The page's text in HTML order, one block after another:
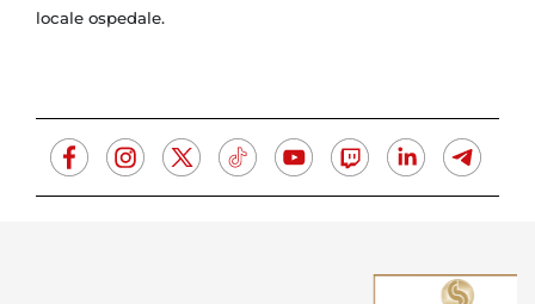
locale ospedale.